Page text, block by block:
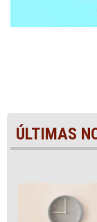
ÚLTIMAS